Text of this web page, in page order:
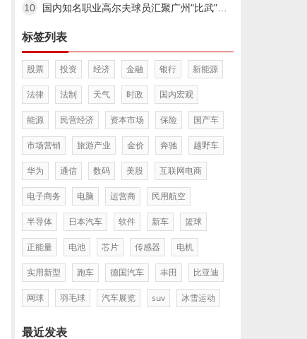
10 国内知名职业高尔夫球员汇聚广州“比武”国内知名职业高尔夫球员汇聚广州“比武”
标签列表
股票 投资 经济 金融 银行 新能源
法律 法制 天气 时政 国内宏观
能源 民营经济 资本市场 保险 国产车
市场营销 旅游产业 金价 奔驰 越野车
华为 通信 数码 美股 互联网电商
电子商务 电脑 运营商 民用航空
半导体 日本汽车 软件 新车 篮球
正能量 电池 芯片 传感器 电机
实用新型 跑车 德国汽车 丰田 比亚迪
网球 羽毛球 汽车展览 suv 冰雪运动
最近发表